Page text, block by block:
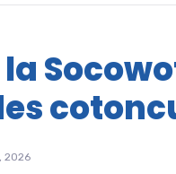
la
2026